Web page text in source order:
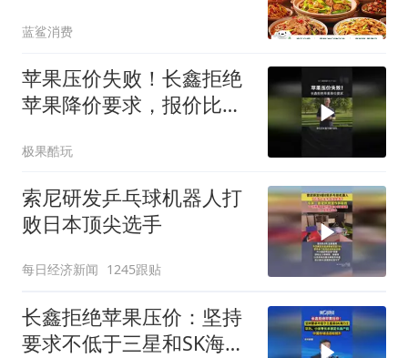
蓝鲨消费
苹果压价失败！长鑫拒绝
苹果降价要求，报价比三
极果酷玩
索尼研发乒乓球机器人打
败日本顶尖选手
每日经济新闻 1245跟贴
长鑫拒绝苹果压价：坚持
要求不低于三星和SK海力